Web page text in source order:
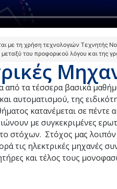
με τη χρήση τεχνολογιών Τεχνητής
του προφορικού λόγου και της
από τα τέσσερα βασικά
αυτοματισμού, της
κατανέμεται σε πέντε
με συγκεκριμένες
στόχων. Στόχος μας
τις ηλεκτρικές μηχανές
και τέλος τους